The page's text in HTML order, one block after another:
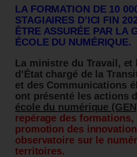
LA FORMATION DE 10
STAGIAIRES D’ICI FIN
ÊTRE ASSURÉE PAR LA
ÉCOLE DU NUMÉRIQUE.
La ministre du Travail, et
d’État chargé de la
et des Communications
ont présenté les actions
école du numérique (GEN
repérage des
promotion des
observatoire sur le
territoires.